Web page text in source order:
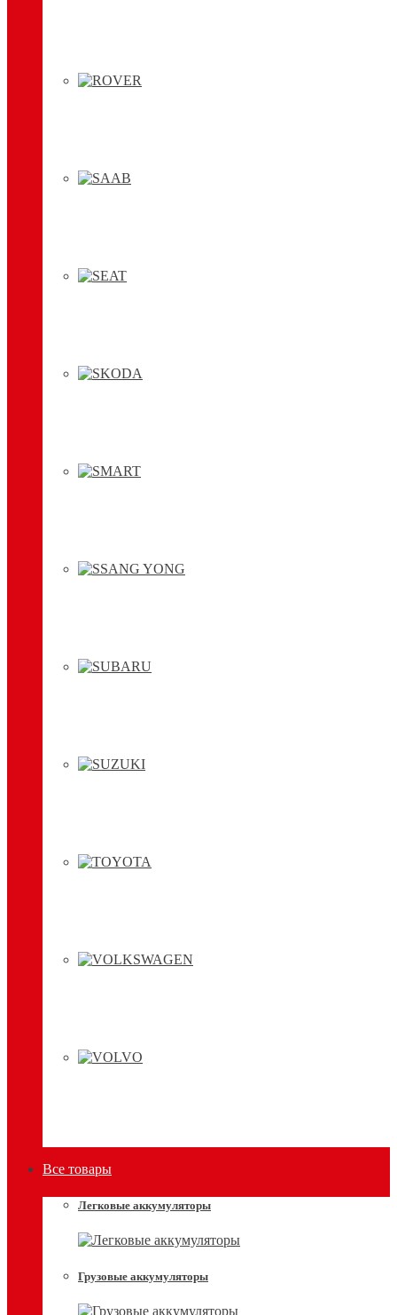
Все товары
Легковые аккумуляторы
Грузовые аккумуляторы